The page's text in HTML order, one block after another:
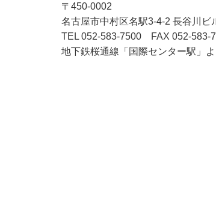
〒450-0002
名古屋市中村区名駅3-4-2 長谷川ビ
TEL 052-583-7500 FAX 052-583-
地下鉄桜通線「国際センター駅」